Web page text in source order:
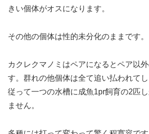
きい個体がオスになります。
その他の個体は性的未分化のままです。
カクレクマノミはペアになるとペア以
す。群れの他個体は全て追い払われてし
従って一つの水槽に成魚1pr飼育の2匹
ません。